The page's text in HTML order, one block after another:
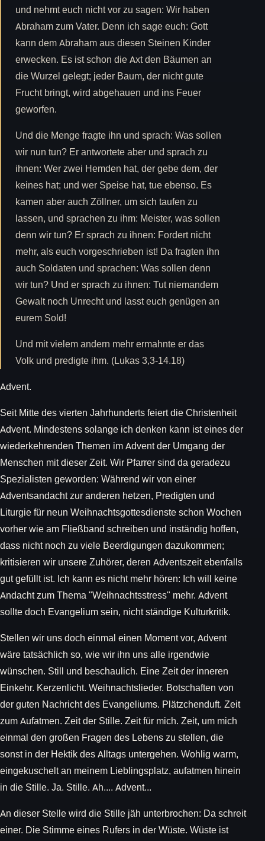
und nehmt euch nicht vor zu sagen: Wir haben
Abraham zum Vater. Denn ich sage euch: Gott
kann dem Abraham aus diesen Steinen Kinder
erwecken. Es ist schon die Axt den Bäumen an
die Wurzel gelegt; jeder Baum, der nicht gute
Frucht bringt, wird abgehauen und ins Feuer
geworfen.
Und die Menge fragte ihn und sprach: Was sollen
wir nun tun? Er antwortete aber und sprach zu
ihnen: Wer zwei Hemden hat, der gebe dem, der
keines hat; und wer Speise hat, tue ebenso. Es
kamen aber auch Zöllner, um sich taufen zu
lassen, und sprachen zu ihm: Meister, was sollen
denn wir tun? Er sprach zu ihnen: Fordert nicht
mehr, als euch vorgeschrieben ist! Da fragten ihn
auch Soldaten und sprachen: Was sollen denn
wir tun? Und er sprach zu ihnen: Tut niemandem
Gewalt noch Unrecht und lasst euch genügen an
eurem Sold!
Und mit vielem andern mehr ermahnte er das
Volk und predigte ihm. (Lukas 3,3-14.18)
Advent.
Seit Mitte des vierten Jahrhunderts feiert die Christenheit
Advent. Mindestens solange ich denken kann ist eines der
wiederkehrenden Themen im Advent der Umgang der
Menschen mit dieser Zeit. Wir Pfarrer sind da geradezu
Spezialisten geworden: Während wir von einer
Adventsandacht zur anderen hetzen, Predigten und
Liturgie für neun Weihnachtsgottesdienste schon Wochen
vorher wie am Fließband schreiben und inständig hoffen,
dass nicht noch zu viele Beerdigungen dazukommen;
kritisieren wir unsere Zuhörer, deren Adventszeit ebenfalls
gut gefüllt ist. Ich kann es nicht mehr hören: Ich will keine
Andacht zum Thema "Weihnachtsstress" mehr. Advent
sollte doch Evangelium sein, nicht ständige Kulturkritik.
Stellen wir uns doch einmal einen Moment vor, Advent
wäre tatsächlich so, wie wir ihn uns alle irgendwie
wünschen. Still und beschaulich. Eine Zeit der inneren
Einkehr. Kerzenlicht. Weihnachtslieder. Botschaften von
der guten Nachricht des Evangeliums. Plätzchenduft. Zeit
zum Aufatmen. Zeit der Stille. Zeit für mich. Zeit, um mich
einmal den großen Fragen des Lebens zu stellen, die
sonst in der Hektik des Alltags untergehen. Wohlig warm,
eingekuschelt an meinem Lieblingsplatz, aufatmen hinein
in die Stille. Ja. Stille. Ah.... Advent...
An dieser Stelle wird die Stille jäh unterbrochen: Da schreit
einer. Die Stimme eines Rufers in der Wüste. Wüste ist